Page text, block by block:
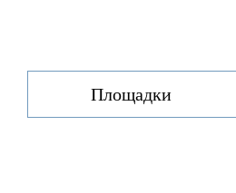
Площадки